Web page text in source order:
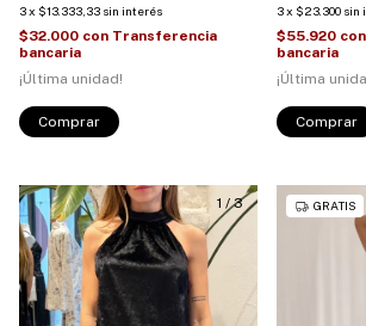
3x $13.333,33 sin interés
$32.000 con Transferencia
bancaria
¡Última unidad!
Comprar
3x $23.300 sin
$55.920 con
bancaria
¡Última
Comprar
1 /3 GRATIS